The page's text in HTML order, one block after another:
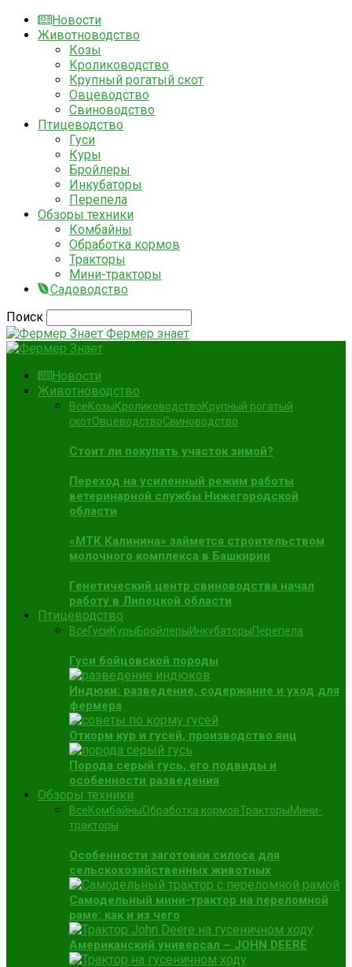
Новости
Животноводство
Козы
Кролиководство
Крупный рогатый скот
Овцеводство
Свиноводство
Птицеводство
Гуси
Куры
Бройлеры
Инкубаторы
Перепела
Обзоры техники
Комбайны
Обработка кормов
Тракторы
Мини-тракторы
Садоводство
Поиск
Фермер знает
Новости
Животноводство
ВсеКозыКролиководствоКрупный рогатый
скотОвцеводствоСвиноводство
Стоит ли покупать участок зимой?
Переход на усиленный режим работы
ветеринарной службы Нижегородской
области
«МТК Калинина» займется строительством
молочного комплекса в Башкирии
Генетический центр свиноводства начал
работу в Липецкой области
Птицеводство
ВсеГусиКурыБройлерыИнкубаторыПерепела
Гуси бойцовской породы
Индюки: разведение, содержание и уход для
фермера
Откорм кур и гусей, производство яиц
Порода серый гусь, его подвиды и
особенности разведения
Обзоры техники
ВсеКомбайныОбработка кормовТракторыМини-
тракторы
Особенности заготовки силоса для
сельскохозяйственных животных
Самодельный мини-трактор на переломной
раме: как и из чего
Американский универсал – JOHN DEERE